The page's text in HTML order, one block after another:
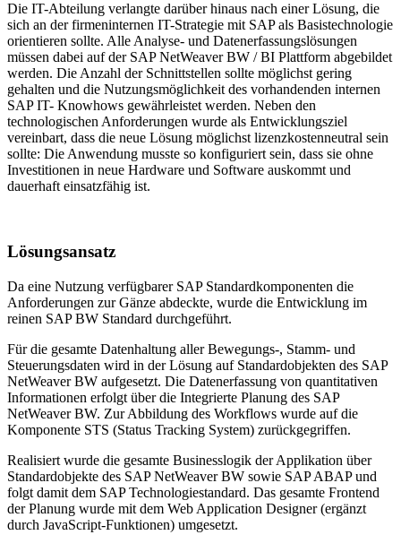
Die IT-Abteilung verlangte darüber hinaus nach einer Lösung, die
sich an der firmeninternen IT-Strategie mit SAP als Basistechnologie
orientieren sollte. Alle Analyse- und Datenerfassungslösungen
müssen dabei auf der SAP NetWeaver BW / BI Plattform abgebildet
werden. Die Anzahl der Schnittstellen sollte möglichst gering
gehalten und die Nutzungsmöglichkeit des vorhandenden internen
SAP IT- Knowhows gewährleistet werden. Neben den
technologischen Anforderungen wurde als Entwicklungsziel
vereinbart, dass die neue Lösung möglichst lizenzkostenneutral sein
sollte: Die Anwendung musste so konfiguriert sein, dass sie ohne
Investitionen in neue Hardware und Software auskommt und
dauerhaft einsatzfähig ist.
Lösungsansatz
Da eine Nutzung verfügbarer SAP Standardkomponenten die
Anforderungen zur Gänze abdeckte, wurde die Entwicklung im
reinen SAP BW Standard durchgeführt.
Für die gesamte Datenhaltung aller Bewegungs-, Stamm- und
Steuerungsdaten wird in der Lösung auf Standardobjekten des SAP
NetWeaver BW aufgesetzt. Die Datenerfassung von quantitativen
Informationen erfolgt über die Integrierte Planung des SAP
NetWeaver BW. Zur Abbildung des Workflows wurde auf die
Komponente STS (Status Tracking System) zurückgegriffen.
Realisiert wurde die gesamte Businesslogik der Applikation über
Standardobjekte des SAP NetWeaver BW sowie SAP ABAP und
folgt damit dem SAP Technologiestandard. Das gesamte Frontend
der Planung wurde mit dem Web Application Designer (ergänzt
durch JavaScript-Funktionen) umgesetzt.